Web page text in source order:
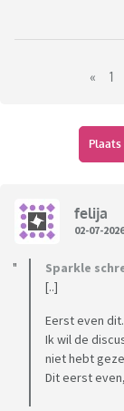
Hoe dan? Net
kaarten opeens
Kom maar op
« 1
felija
02-07-2026
Sparkle
[..]
Eerst even dit.
Ik wil de
niet hebt
Dit eerst